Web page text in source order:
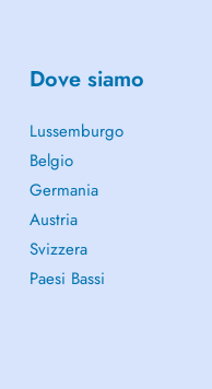
Dove siamo
Lussemburgo
Belgio
Germania
Austria
Svizzera
Paesi Bassi